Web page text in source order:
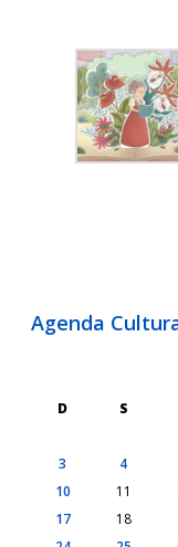
Agenda
D S
3
4
10
11
17
18